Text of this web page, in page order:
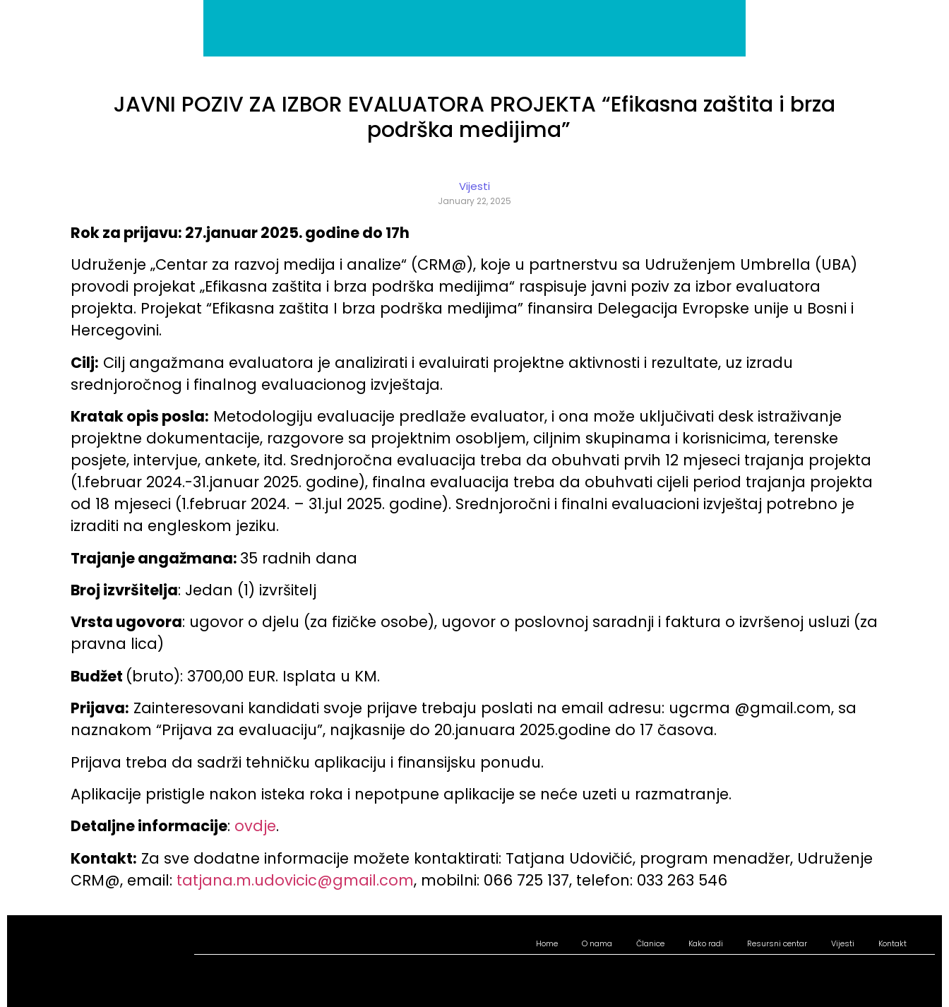
JAVNI POZIV ZA IZBOR EVALUATORA PROJEKTA “Efikasna zaštita i brza
podrška medijima”
Vijesti
January 22, 2025
Rok za prijavu: 27.januar 2025. godine do 17h
Udruženje „Centar za razvoj medija i analize“ (CRM@), koje u partnerstvu sa Udruženjem Umbrella (UBA)
provodi projekat „Efikasna zaštita i brza podrška medijima“ raspisuje javni poziv za izbor evaluatora
projekta. Projekat “Efikasna zaštita I brza podrška medijima” finansira Delegacija Evropske unije u Bosni i
Hercegovini.
Cilj: Cilj angažmana evaluatora je analizirati i evaluirati projektne aktivnosti i rezultate, uz izradu
srednjoročnog i finalnog evaluacionog izvještaja.
Kratak opis posla: Metodologiju evaluacije predlaže evaluator, i ona može uključivati desk istraživanje
projektne dokumentacije, razgovore sa projektnim osobljem, ciljnim skupinama i korisnicima, terenske
posjete, intervjue, ankete, itd. Srednjoročna evaluacija treba da obuhvati prvih 12 mjeseci trajanja projekta
(1.februar 2024.-31.januar 2025. godine), finalna evaluacija treba da obuhvati cijeli period trajanja projekta
od 18 mjeseci (1.februar 2024. – 31.jul 2025. godine). Srednjoročni i finalni evaluacioni izvještaj potrebno je
izraditi na engleskom jeziku.
Trajanje angažmana: 35 radnih dana
Broj izvršitelja: Jedan (1) izvršitelj
Vrsta ugovora: ugovor o djelu (za fizičke osobe), ugovor o poslovnoj saradnji i faktura o izvršenoj usluzi (za
pravna lica)
Budžet (bruto): 3700,00 EUR. Isplata u KM.
Prijava: Zainteresovani kandidati svoje prijave trebaju poslati na email adresu: ugcrma @gmail.com, sa
naznakom “Prijava za evaluaciju”, najkasnije do 20.januara 2025.godine do 17 časova.
Prijava treba da sadrži tehničku aplikaciju i finansijsku ponudu.
Aplikacije pristigle nakon isteka roka i nepotpune aplikacije se neće uzeti u razmatranje.
Detaljne informacije: ovdje.
Kontakt: Za sve dodatne informacije možete kontaktirati: Tatjana Udovičić, program menadžer, Udruženje
CRM@, email: tatjana.m.udovicic@gmail.com, mobilni: 066 725 137, telefon: 033 263 546
Home O nama Članice Kako radi Resursni centar Vijesti Kontakt